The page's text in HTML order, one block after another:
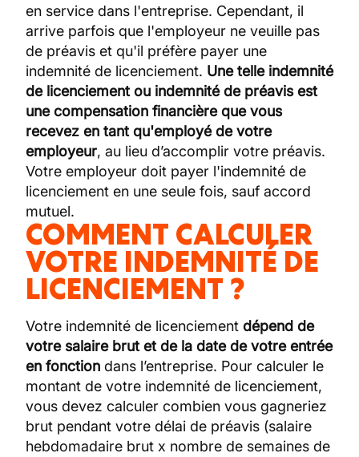
en service dans l'entreprise. Cependant, il
arrive parfois que l'employeur ne veuille pas
de préavis et qu'il préfère payer une
indemnité de licenciement. Une telle indemnité
de licenciement ou indemnité de préavis est
une compensation financière que vous
recevez en tant qu'employé de votre
employeur, au lieu d’accomplir votre préavis.
Votre employeur doit payer l'indemnité de
licenciement en une seule fois, sauf accord
mutuel.
COMMENT CALCULER
VOTRE INDEMNITÉ DE
LICENCIEMENT ?
Votre indemnité de licenciement dépend de
votre salaire brut et de la date de votre entrée
en fonction dans l’entreprise. Pour calculer le
montant de votre indemnité de licenciement,
vous devez calculer combien vous gagneriez
brut pendant votre délai de préavis (salaire
hebdomadaire brut x nombre de semaines de